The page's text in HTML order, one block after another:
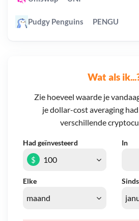
Wat als
Zie hoeveel waarde je
je dollar-cost averaging
verschillende
Had geïnvesteerd In
Elke Sinds
$
Pudgy Penguins PENGU